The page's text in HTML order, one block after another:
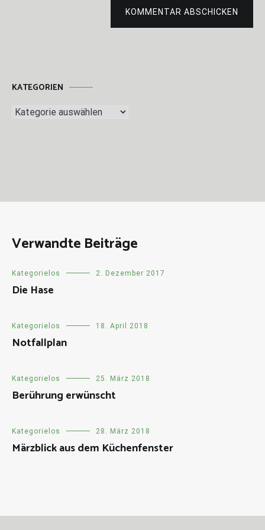
KOMMENTAR ABSCHICKEN
KATEGORIEN
Kategorien
Verwandte Beiträge
Kategorielos 2. Dezember 2017
Die Hase
Kategorielos 18. April 2018
Notfallplan
Kategorielos 25. März 2018
Berührung erwünscht
Kategorielos 28. März 2018
Märzblick aus dem Küchenfenster